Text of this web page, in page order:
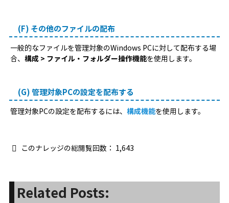
(F) その他のファイルの配布
一般的なファイルを管理対象のWindows PCに対して配布する場
合、 構成 > ファイル・フォルダー操作機能を使用します。
(G) 管理対象PCの設定を配布する
管理対象PCの設定を配布するには、 構成機能を使用します。
このナレッジの総閲覧回数： 1,643
Related Posts: